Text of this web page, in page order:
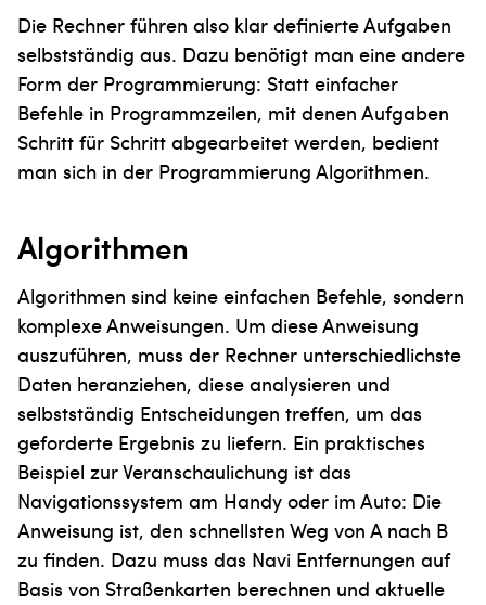
Die Rechner führen also klar definierte Aufgaben
selbstständig aus. Dazu benötigt man eine andere
Form der Programmierung: Statt einfacher
Befehle in Programmzeilen, mit denen Aufgaben
Schritt für Schritt abgearbeitet werden, bedient
man sich in der Programmierung Algorithmen.
Algorithmen
Algorithmen sind keine einfachen Befehle, sondern
komplexe Anweisungen. Um diese Anweisung
auszuführen, muss der Rechner unterschiedlichste
Daten heranziehen, diese analysieren und
selbstständig Entscheidungen treffen, um das
geforderte Ergebnis zu liefern. Ein praktisches
Beispiel zur Veranschaulichung ist das
Navigationssystem am Handy oder im Auto: Die
Anweisung ist, den schnellsten Weg von A nach B
zu finden. Dazu muss das Navi Entfernungen auf
Basis von Straßenkarten berechnen und aktuelle